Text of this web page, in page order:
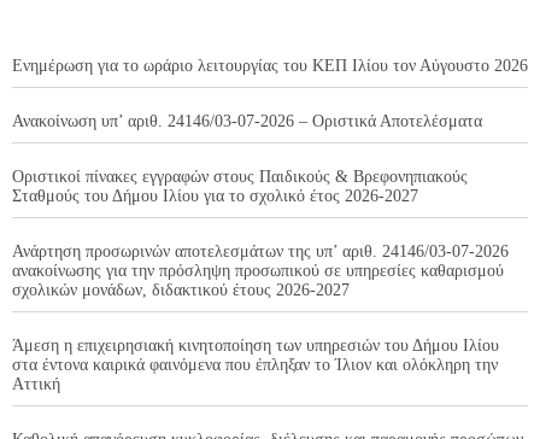
Ενημέρωση για το ωράριο λειτουργίας του ΚΕΠ Ιλίου τον Αύγουστο 2026
Ανακοίνωση υπ’ αριθ. 24146/03-07-2026 – Οριστικά Αποτελέσματα
Οριστικοί πίνακες εγγραφών στους Παιδικούς & Βρεφονηπιακούς
Σταθμούς του Δήμου Ιλίου για το σχολικό έτος 2026-2027
Ανάρτηση προσωρινών αποτελεσμάτων της υπ’ αριθ. 24146/03-07-2026
ανακοίνωσης για την πρόσληψη προσωπικού σε υπηρεσίες καθαρισμού
σχολικών μονάδων, διδακτικού έτους 2026-2027
Άμεση η επιχειρησιακή κινητοποίηση των υπηρεσιών του Δήμου Ιλίου
στα έντονα καιρικά φαινόμενα που έπληξαν το Ίλιον και ολόκληρη την
Αττική